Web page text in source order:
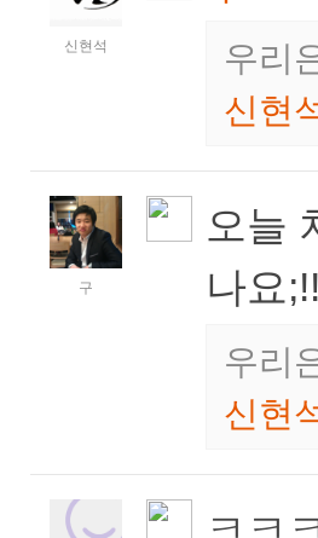
신현석
우리
신현
구
오늘
나요
우리
신현
ㅋㅋ